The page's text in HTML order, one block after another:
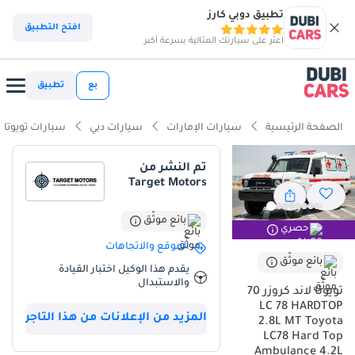
تطبيق دوبي كارز
اعثر على سيارتك المثالية بسرعة أكبر
افتح التطبيق
بع تطبيق
الصفحة الرئيسية سيارات الإمارات سيارات دبي سيارات تويوتا
حصري
بائع موثّق
تويوتا لاند كروزر 70
LC 78 HARDTOP
2.8L MT Toyota
LC78 Hard Top
تم النشر من
Target Motors
بائع موثّق
الموقع والاتجاهات
يقدم هذا الوكيل اختبار القيادة
والاستبدال
المزيد من الإعلانات من هذا التاجر
ذكاء دوبي كارز
ذكاء دوبيكارز
قدرات دفع رباعي حقيقية
أقل معدل انخفاض في القيمة في الفئة
أكبر سعة وقود في فئتها
ملخص
الأمثل لمن يبحث عن الصلابة والاعتمادية المطلقة في منطقة الخليج،
حيث يجمع هذا الموديل الأحدث بين الإرث التاريخي والتحسينات الميكانيكية